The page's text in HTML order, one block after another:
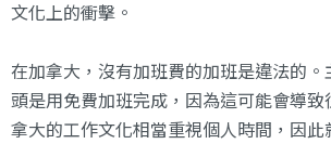
文化上的衝擊。
在加拿大，沒有加班費的加班是違法的。
頭是用免費加班完成，因為這可能會導致
拿大的工作文化相當重視個人時間，因